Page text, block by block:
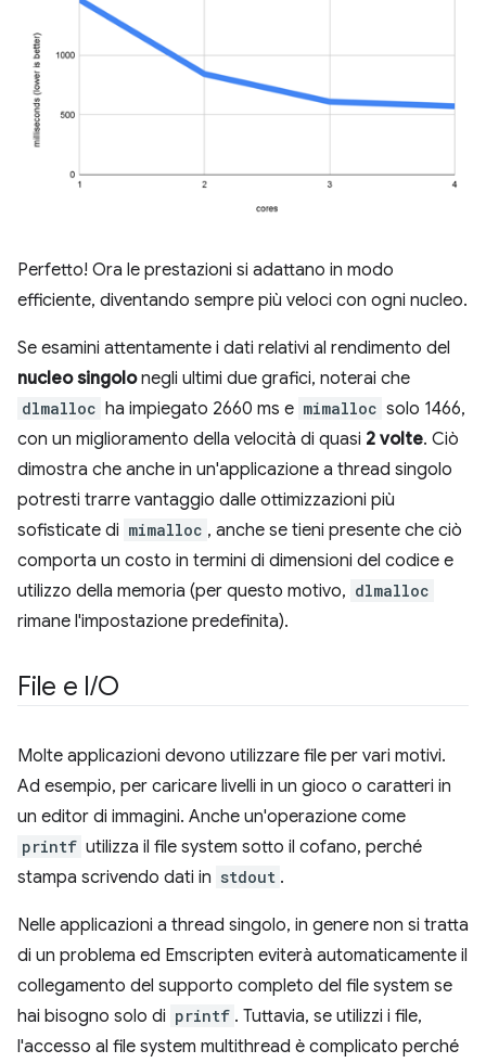
Perfetto! Ora le prestazioni si adattano in modo
efficiente, diventando sempre più veloci con ogni nucleo.
Se esamini attentamente i dati relativi al rendimento del
nucleo singolonegli ultimi due grafici, noterai che
dlmalloc ha impiegato 2660 ms e mimalloc solo 1466,
con un miglioramento della velocità di quasi 2 volte. Ciò
dimostra che anche in un'applicazione a thread singolo
potresti trarre vantaggio dalle ottimizzazioni più
sofisticate di mimalloc , anche se tieni presente che ciò
comporta un costo in termini di dimensioni del codice e
utilizzo della memoria (per questo motivo, dlmalloc
rimane l'impostazione predefinita).
File e I/O
Molte applicazioni devono utilizzare file per vari motivi.
Ad esempio, per caricare livelli in un gioco o caratteri in
un editor di immagini. Anche un'operazione come
printf utilizza il file system sotto il cofano, perché
stampa scrivendo dati in stdout .
Nelle applicazioni a thread singolo, in genere non si tratta
di un problema ed Emscripten eviterà automaticamente il
collegamento del supporto completo del file system se
hai bisogno solo di printf . Tuttavia, se utilizzi i file,
l'accesso al file system multithread è complicato perché